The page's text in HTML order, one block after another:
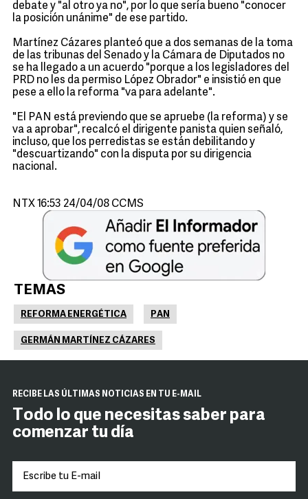
debate y "al otro ya no", por lo que sería bueno "conocer
la posición unánime" de ese partido.
Martínez Cázares planteó que a dos semanas de la toma
de las tribunas del Senado y la Cámara de Diputados no
se ha llegado a un acuerdo "porque a los legisladores del
PRD no les da permiso López Obrador" e insistió en que
pese a ello la reforma "va para adelante".
"El PAN está previendo que se apruebe (la reforma) y se
va a aprobar", recalcó el dirigente panista quien señaló,
incluso, que los perredistas se están debilitando y
"descuartizando" con la disputa por su dirigencia
nacional.
NTX 16:53 24/04/08 CCMS
TEMAS
REFORMA ENERGÉTICA PAN
GERMÁN MARTÍNEZ CÁZARES
RECIBE LAS ÚLTIMAS NOTICIAS EN TU E-MAIL
Todo lo que necesitas saber para
comenzar tu día